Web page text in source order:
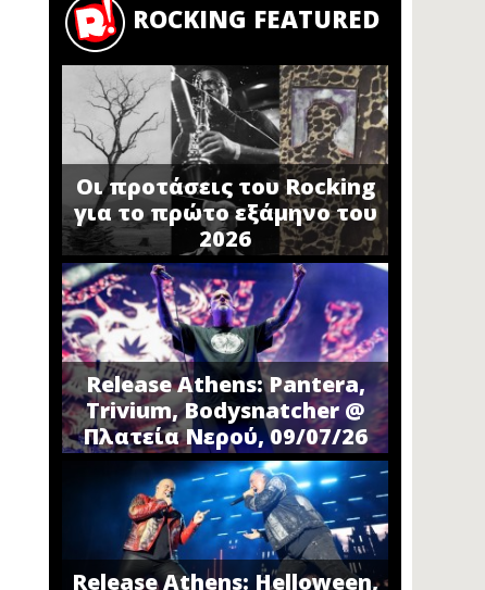
ROCKING FEATURED
Οι προτάσεις του Rocking
για το πρώτο εξάμηνο του
2026
Release Athens: Pantera,
Trivium, Bodysnatcher @
Πλατεία Νερού, 09/07/26
Release Athens: Helloween,